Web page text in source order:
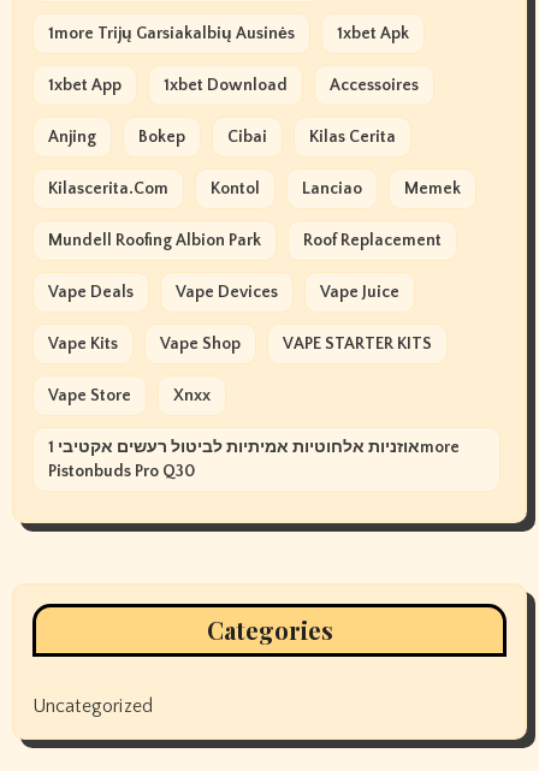
1more Trijų Garsiakalbių Ausinės 1xbet Apk
1xbet App 1xbet Download Accessoires
Anjing Bokep Cibai Kilas Cerita
Kilascerita.com Kontol Lanciao Memek
Mundell Roofing Albion Park Roof Replacement
Vape Deals Vape Devices Vape Juice
Vape Kits Vape Shop VAPE STARTER KITS
Vape Store Xnxx
אוזניות אלחוטיות אמיתיות לביטול רעשים אקטיבי 1more
Pistonbuds Pro Q30
Categories
Uncategorized